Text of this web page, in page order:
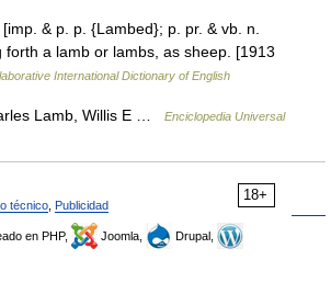
& p. p. {Lambed}; p. pr. & vb. n.
forth a lamb or lambs, as sheep. [1913
International Dictionary of English
Lamb, Willis E … Enciclopedia Universal
18+
técnico Publicidad
en PHP, Joomla,
Drupal,